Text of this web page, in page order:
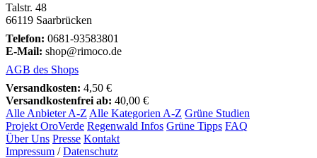
Talstr. 48
66119 Saarbrücken
Telefon: 0681-93583801
E-Mail: shop@rimoco.de
AGB des Shops
Versandkosten: 4,50 €
Versandkostenfrei ab: 40,00 €
Alle Anbieter A-Z Alle Kategorien A-Z Grüne Studien
Projekt OroVerde Regenwald Infos Grüne Tipps FAQ
Über Uns Presse Kontakt
Impressum /Datenschutz